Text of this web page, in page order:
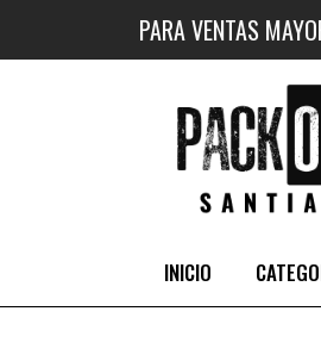
PARA VENTAS
INICIO